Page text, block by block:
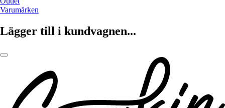
Varumärken
Lägger till i kundvagnen...